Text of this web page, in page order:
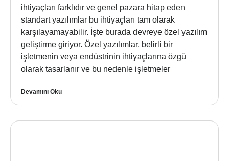
ihtiyaçları farklıdır ve genel pazara hitap eden
standart yazılımlar bu ihtiyaçları tam olarak
karşılayamayabilir. İşte burada devreye özel yazılım
geliştirme giriyor. Özel yazılımlar, belirli bir
işletmenin veya endüstrinin ihtiyaçlarına özgü
olarak tasarlanır ve bu nedenle işletmeler
Devamını Oku